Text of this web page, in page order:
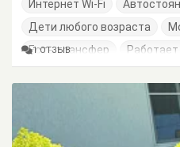
Интернет Wi-Fi
Дети любого возраста
Есть трансфер
Работает
1 ОТЗЫВ